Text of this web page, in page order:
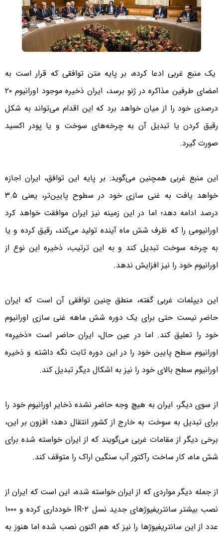
یک منبع غربی ادعا کرده، ‌بر پایه متن توافقی که قرار است به
امضای طرفین مذاکره در ژنو برسد، ایران ذخیره موجود اورانیوم ۲۰
درصدی خود را از میان خواهد برد که این اقدام می‌تواند به شکل
رقیق کردن یا تبدیل آن به چرخه‌های سوخت و یا پودر اکسید
صورت ‌‌‌گیرد.
این منبع غربی همچنین می‌گوید: بر پایه این توافق، ایران اجازه
خواهد یافت به غنی سازی خود در سطوح پایین‌تر، یعنی ۳.‌۵
درصد ادامه دهد؛ اما در این زمینه نیز ایران موافقت خواهد کرد
اورانیومی را که ظرف شش ماه آینده تولید می‌کند، رقیق کرده و یا
به چرخه سوخت تبدیل کند و به این ترتیب، ذخیره این نوع از
اورانیوم خود را نیز افزایش ندهد.
این دیپلمات غربی گفته، منطق چنین توافقی آن است که ایران
حاضر نیست حتی برای یک دوره شش ماهه غنی سازی اورانیوم
خود را تعلیق کند. اما در عین حال، ایران حاضر است «ذخیره»
اورانیوم سطح پایین خود را در این دوره ثابت نگه داشته و ذخیره
اورانیوم سطح بالای خود را نیز به اشکال دیگر تبدیل کند.
از سوی دیگر، ایران به هیچ وجه حاضر نشده ذخایر اورانیوم خود را
برای تبدیل به سوخت به خارج از کشور انتقال دهد؛ افزون بر این،
برخی دیگر از مقامات غربی می‌گویند که از ایران خواسته شده برای
‌شش ماه، کار ساخت رآکتور آب سنگین اراک را متوقف کند.
از جمله دیگر مواردی که از ایران خواسته شده، این است که ایران از
نصب بیشتر سانتریفیوژهای جدید نسل IR-۲ خودداری کرده و ‌۱۰۰۰
عدد از این سانتریفیوژ‌ها را نیز که هم اکنون نصب شده اما هنوز به